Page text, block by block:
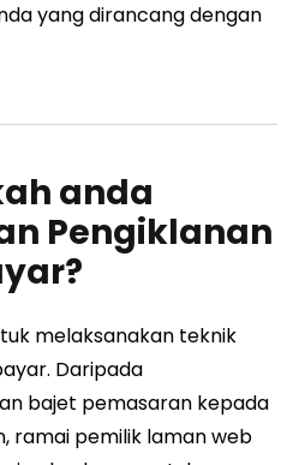
yang dirancang dengan
anda
Pengiklanan
melaksanakan teknik
Daripada
bajet pemasaran kepada
ramai pemilik laman web